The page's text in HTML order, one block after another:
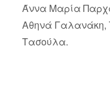
Άννα Μαρία
Αθηνά Γαλανάκη,
Τασούλα.